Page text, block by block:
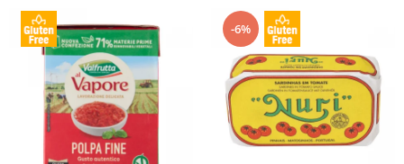
-6%